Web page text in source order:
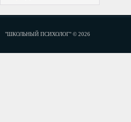
"ШКОЛЬНЫЙ ПСИХОЛОГ" © 2026